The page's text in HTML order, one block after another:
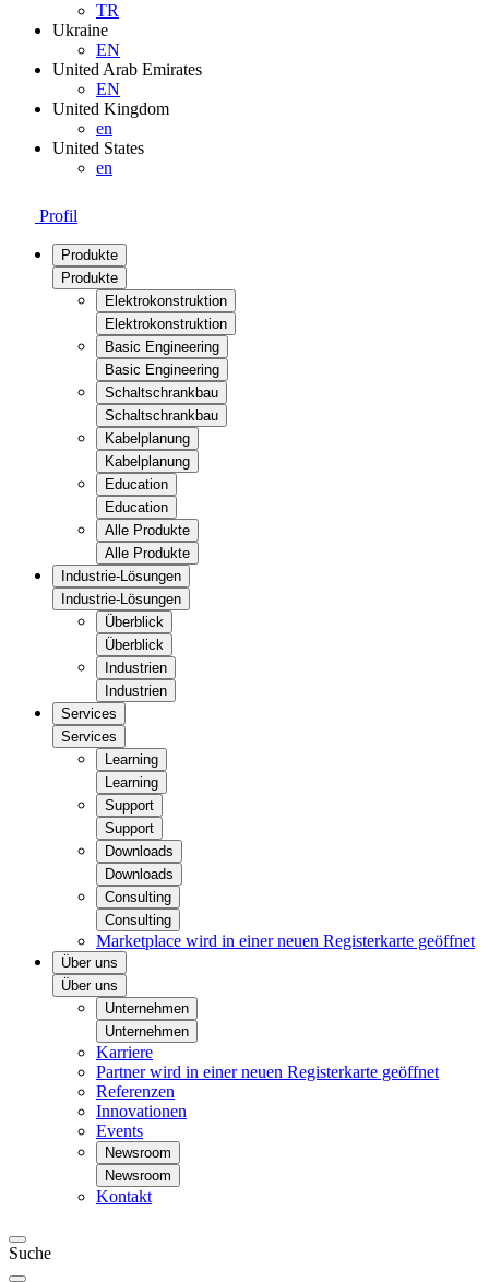
TR
Ukraine
EN
United Arab Emirates
EN
United Kingdom
en
United States
en
Profil
Produkte
Produkte
Elektrokonstruktion
Elektrokonstruktion
Basic Engineering
Basic Engineering
Schaltschrankbau
Schaltschrankbau
Kabelplanung
Kabelplanung
Education
Education
Alle Produkte
Alle Produkte
Industrie-Lösungen
Industrie-Lösungen
Überblick
Überblick
Industrien
Industrien
Services
Services
Learning
Learning
Support
Support
Downloads
Downloads
Consulting
Consulting
Marketplace wird in einer neuen Registerkarte geöffnet
Über uns
Über uns
Unternehmen
Unternehmen
Karriere
Partnerwird in einer neuen Registerkarte geöffnet
Referenzen
Innovationen
Events
Newsroom
Newsroom
Kontakt
Suche